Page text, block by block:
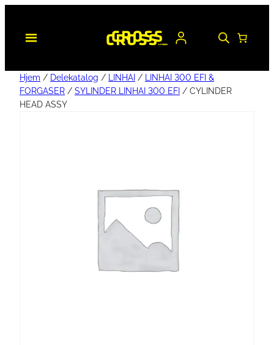
Hjem / Delekatalog / LINHAI /
LINHAI 300 EFI &
FORGASER / SYLINDER LINHAI 300 EFI / CYLINDER
HEAD ASSY